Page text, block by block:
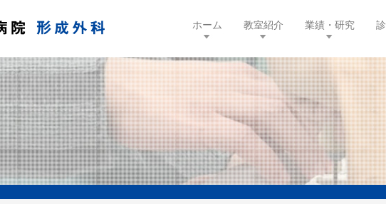
ホーム (current)教室紹介 業績・研究